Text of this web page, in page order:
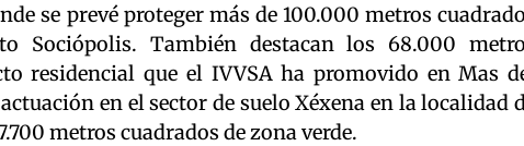
se prevé proteger más de 100.000 metros
Sociópolis. También destacan los 68.000
residencial que el IVVSA ha promovido en Mas
en el sector de suelo Xéxena en la localidad
metros cuadrados de zona verde.